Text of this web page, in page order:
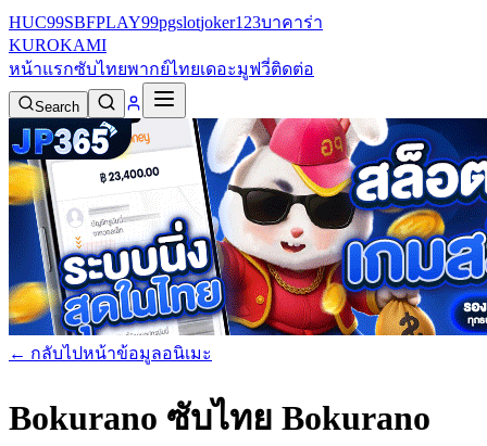
HUC99SBFPLAY99pgslotjoker123บาคาร่า
KUROKAMI
หน้าแรกซับไทยพากย์ไทยเดอะมูฟวี่ติดต่อ
Search
← กลับไปหน้าข้อมูลอนิเมะ
Bokurano ซับไทย Bokurano